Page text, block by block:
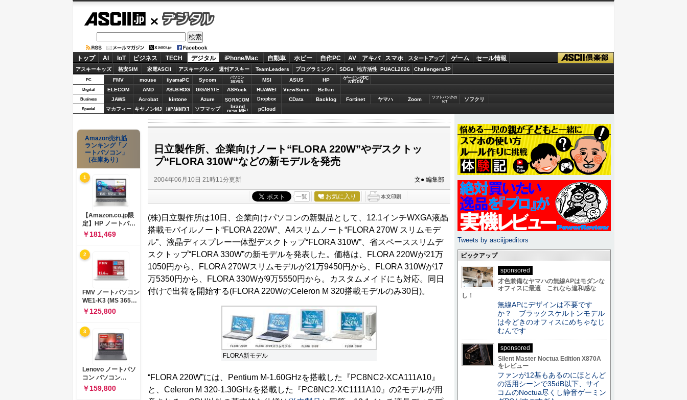
デジタル
トップ AI IoT ビジネス TECH デジタル iPhone/Mac 自動車 ホビー 自作PC AV アキバ スマホ スタートアップ ゲーム セール情報
アスキーキッズ 格安SIM 家電ASCII アスキーグルメ 週刊アスキー TeamLeaders プログラミング+ SDGs 地方活性 PUACL2026 ChallengersJP
PC FMV mouse iiyamaPC Sycom
パソコン
SEVEN
MSI ASUS HP ゲーミングPC
STORM
Digital ELECOM AMD ASUS ROG GIGABYTE ASRock HUAWEI ViewSonic Belkin
Business JAWS Acrobat kintone Azure SORACOM Dropbox CData Backlog Fortinet ヤマハ Zoom
ソフトバンクの
IoT
ソフクリ
Special マカフィー キヤノンMJ JAPANNEXT ソフマップ brand
new ME! pCloud
日立製作所、企業向けノート“FLORA 220W”やデスクトッ
プ“FLORA 310W“などの新モデルを発売
2004年06月10日 21時11分更新 文● 編集部
一覧 お気に入り
(株)日立製作所は10日、企業向けパソコンの新製品として、12.1インチWXGA液晶
搭載モバイルノート“FLORA 220W”、A4スリムノート“FLORA 270W スリムモデ
ル”、液晶ディスプレー一体型デスクトップ“FLORA 310W”、省スペーススリムデ
スクトップ“FLORA 330W”の新モデルを発表した。価格は、FLORA 220Wが21万
1050円から、FLORA 270Wスリムモデルが21万9450円から、FLORA 310Wが17
万5350円から、FLORA 330Wが9万5550円から。カスタムメイドにも対応。同日
付けで出荷を開始する(FLORA 220WのCeleron M 320搭載モデルのみ30日)。
FLORA新モデル
“FLORA 220W”には、Pentium M-1.60GHzを搭載した『PC8NC2-XCA111A10』
と、Celeron M 320-1.30GHzを搭載した『PC8NC2-XC1111A10』の2モデルが用
Amazon売れ筋
ランキング「ノ
ートパソコン」
（在庫あり）
1
【Amazon.co.jp限
定】HP ノートパソ
コン 15-fd 15.6イン
チ インテル Core 5
120U メモリ16GB
SSD512GB
Windows 11
Microsoft Office
2024搭載 WPS
Office搭載 カメラシ
ャッター 指紋認証 薄
型 Copilotキー搭載
ナチュラルシルバー
￥181,469
2
FMV ノートパソコン
WE1-K3 (MS 365
Personal/Copilotキ
ー搭載/Win 11/15.6
型/Core
i5/16GB/SSD
512GB/ホワイト)
FMVWK3E15W_AZ
￥125,800
3
Lenovo ノートパソ
コン パソコン
IdeaPad Slim 3 14.0
インチ AMD
￥159,800
Tweets by asciijpeditors
ピックアップ
sponsored
才色兼備なヤマハの無線APはモダンな
オフィスに最適 これなら違和感な
し！
無線APにデザインは不要です
か？ ブラックスケルトンモデル
は今どきのオフィスにめちゃなじ
むんです
sponsored
Silent Master Noctua Edition X870A
をレビュー
ファンが12基もあるのにほとんど
の活用シーンで35dB以下、サイ
コムのNoctua尽くし静音ゲーミン